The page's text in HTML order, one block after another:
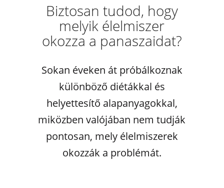
Biztosan tudod, hogy
melyik élelmiszer
okozza a panaszaidat?
Sokan éveken át próbálkoznak
különböző diétákkal és
helyettesítő alapanyagokkal,
miközben valójában nem tudják
pontosan, mely élelmiszerek
okozzák a problémát.